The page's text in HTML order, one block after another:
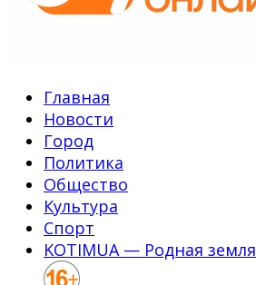
Главная
Новости
Город
Политика
Общество
Культура
Спорт
KOTIMUA — Родная земля